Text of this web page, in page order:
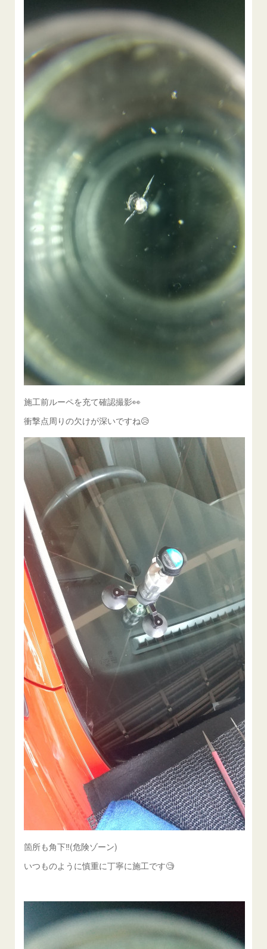
施工前ルーペを充て確認撮影👀
衝撃点周りの欠けが深いですね😥
箇所も角下‼️(危険ゾーン)
いつものように慎重に丁寧に施工です🧐